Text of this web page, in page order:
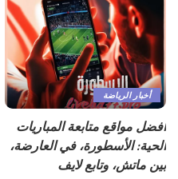
أخبار الرياضة
أفضل مواقع متابعة المباريات
الحية: الأسطورة، في العارضة،
بين ماتش، وتابع لايف